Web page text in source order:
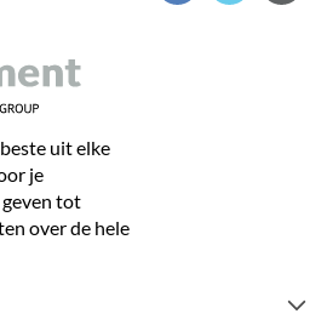
uit elke
je
tot
over de hele